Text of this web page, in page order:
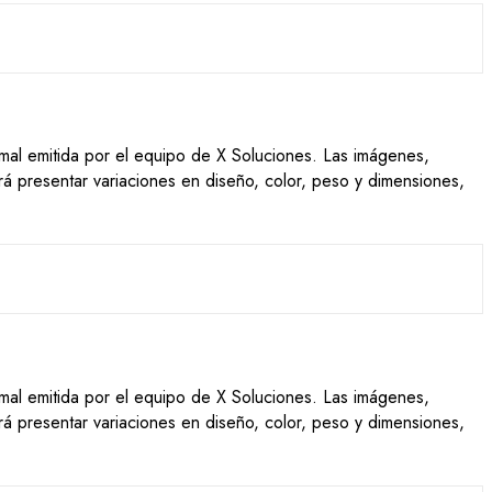
emitida por el equipo de X Soluciones. Las imágenes,
variaciones en diseño, color, peso y dimensiones,
emitida por el equipo de X Soluciones. Las imágenes,
variaciones en diseño, color, peso y dimensiones,